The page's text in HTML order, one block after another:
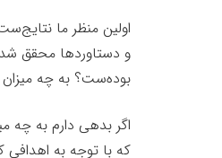
اولین منظر ما
و دستاوردها محقق
بوده‌ست؟ به چه میزان
اگر بدهی دارم به چه
که با توجه به اهدافی